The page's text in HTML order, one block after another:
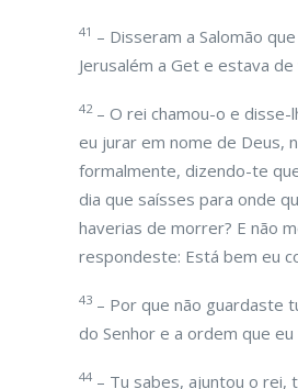
41 – Disseram a Salomão
Jerusalém a Get e estava de
42– O rei chamou-o e disse-
eu jurar em nome de Deus,
formalmente, dizendo-te
dia que saísses para onde
haverias de morrer? E não
respondeste: Está bem eu
43 – Por que não guardaste
do Senhor e a ordem que
44 – Tu sabes, ajuntou o rei,